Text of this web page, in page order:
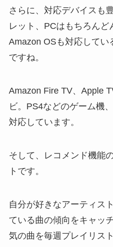
さらに、対応デバイスも
レット、PCはもちろんど
Amazon OSも対応してい
ですね。
Amazon Fire TV、Apple
ビ。PS4などのゲーム機
対応しています。
そして、レコメンド機能
トです。
自分が好きなアーティス
ている曲の傾向をキャッ
気の曲を毎週プレイリス